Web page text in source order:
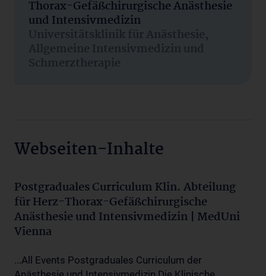
Thorax-Gefäßchirurgische Anästhesie
und Intensivmedizin
Universitätsklinik für Anästhesie,
Allgemeine Intensivmedizin und
Schmerztherapie
Webseiten-Inhalte
Postgraduales Curriculum Klin. Abteilung
für Herz-Thorax-Gefäßchirurgische
Anästhesie und Intensivmedizin | MedUni
Vienna
...All Events Postgraduales Curriculum der